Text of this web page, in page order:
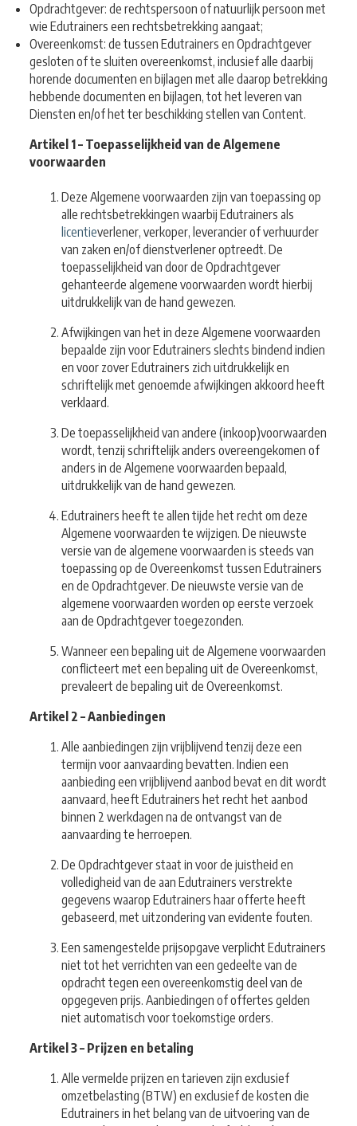
Opdrachtgever: de rechtspersoon of natuurlijk persoon met
wie Edutrainers een rechtsbetrekking aangaat;
Overeenkomst: de tussen Edutrainers en Opdrachtgever
gesloten of te sluiten overeenkomst, inclusief alle daarbij
horende documenten en bijlagen met alle daarop betrekking
hebbende documenten en bijlagen, tot het leveren van
Diensten en/of het ter beschikking stellen van Content.
Artikel 1 – Toepasselijkheid van de Algemene
voorwaarden
Deze Algemene voorwaarden zijn van toepassing op
alle rechtsbetrekkingen waarbij Edutrainers als
licentieverlener, verkoper, leverancier of verhuurder
van zaken en/of dienstverlener optreedt. De
toepasselijkheid van door de Opdrachtgever
gehanteerde algemene voorwaarden wordt hierbij
uitdrukkelijk van de hand gewezen.
Afwijkingen van het in deze Algemene voorwaarden
bepaalde zijn voor Edutrainers slechts bindend indien
en voor zover Edutrainers zich uitdrukkelijk en
schriftelijk met genoemde afwijkingen akkoord heeft
verklaard.
De toepasselijkheid van andere (inkoop)voorwaarden
wordt, tenzij schriftelijk anders overeengekomen of
anders in de Algemene voorwaarden bepaald,
uitdrukkelijk van de hand gewezen.
Edutrainers heeft te allen tijde het recht om deze
Algemene voorwaarden te wijzigen. De nieuwste
versie van de algemene voorwaarden is steeds van
toepassing op de Overeenkomst tussen Edutrainers
en de Opdrachtgever. De nieuwste versie van de
algemene voorwaarden worden op eerste verzoek
aan de Opdrachtgever toegezonden.
Wanneer een bepaling uit de Algemene voorwaarden
conflicteert met een bepaling uit de Overeenkomst,
prevaleert de bepaling uit de Overeenkomst.
Artikel 2 – Aanbiedingen
Alle aanbiedingen zijn vrijblijvend tenzij deze een
termijn voor aanvaarding bevatten. Indien een
aanbieding een vrijblijvend aanbod bevat en dit wordt
aanvaard, heeft Edutrainers het recht het aanbod
binnen 2 werkdagen na de ontvangst van de
aanvaarding te herroepen.
De Opdrachtgever staat in voor de juistheid en
volledigheid van de aan Edutrainers verstrekte
gegevens waarop Edutrainers haar offerte heeft
gebaseerd, met uitzondering van evidente fouten.
Een samengestelde prijsopgave verplicht Edutrainers
niet tot het verrichten van een gedeelte van de
opdracht tegen een overeenkomstig deel van de
opgegeven prijs. Aanbiedingen of offertes gelden
niet automatisch voor toekomstige orders.
Artikel 3 – Prijzen en betaling
Alle vermelde prijzen en tarieven zijn exclusief
omzetbelasting (BTW) en exclusief de kosten die
Edutrainers in het belang van de uitvoering van de